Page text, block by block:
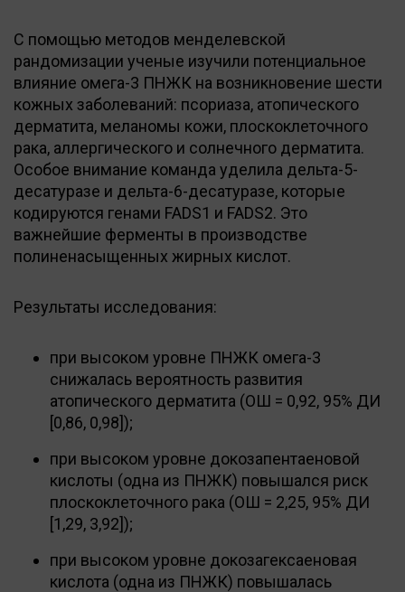
С помощью методов менделевской
рандомизации ученые изучили потенциальное
влияние омега-3 ПНЖК на возникновение шести
кожных заболеваний: псориаза, атопического
дерматита, меланомы кожи, плоскоклеточного
рака, аллергического и солнечного дерматита.
Особое внимание команда уделила дельта-5-
десатуразе и дельта-6-десатуразе, которые
кодируются генами FADS1 и FADS2. Это
важнейшие ферменты в производстве
полиненасыщенных жирных кислот.
Результаты исследования:
при высоком уровне ПНЖК омега-3
снижалась вероятность развития
атопического дерматита (ОШ = 0,92, 95% ДИ
[0,86, 0,98]);
при высоком уровне докозапентаеновой
кислоты (одна из ПНЖК) повышался риск
плоскоклеточного рака (ОШ = 2,25, 95% ДИ
[1,29, 3,92]);
при высоком уровне докозагексаеновая
кислота (одна из ПНЖК) повышалась